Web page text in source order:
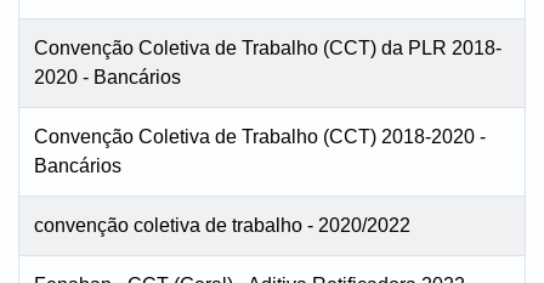
Convenção Coletiva de Trabalho (CCT) da PLR 2018-
2020 - Bancários
Convenção Coletiva de Trabalho (CCT) 2018-2020 -
Bancários
convenção coletiva de trabalho - 2020/2022